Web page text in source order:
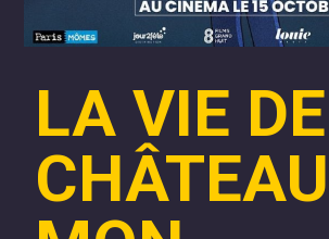
LA VIE DE